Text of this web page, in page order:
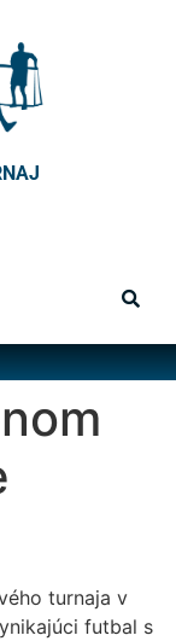
turnaja v
futbal s